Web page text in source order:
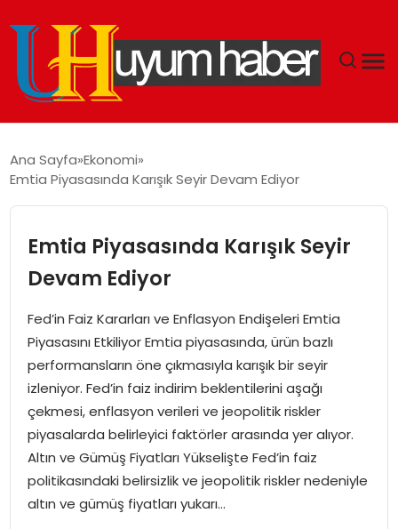
EKONOMI
SIYASET
DÜNYA
SPOR
TEKNOLOJI
SAĞLIK
MAGAZIN
YAŞAM
Ana Sayfa Ekonomi
Emtia Piyasasında Karışık Seyir Devam Ediyor
Emtia Piyasasında Karışık Seyir
Devam Ediyor
Fed’in Faiz Kararları ve Enflasyon Endişeleri Emtia
Piyasasını Etkiliyor Emtia piyasasında, ürün bazlı
performansların öne çıkmasıyla karışık bir seyir
izleniyor. Fed’in faiz indirim beklentilerini aşağı
çekmesi, enflasyon verileri ve jeopolitik riskler
piyasalarda belirleyici faktörler arasında yer alıyor.
Altın ve Gümüş Fiyatları Yükselişte Fed’in faiz
politikasındaki belirsizlik ve jeopolitik riskler nedeniyle
altın ve gümüş fiyatları yukarı…